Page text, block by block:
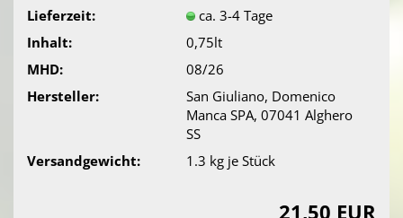
Lieferzeit:
ca. 3-4 Tage
Inhalt:
0,75lt
MHD:
08/26
Hersteller:
San Giuliano, Domenico
Manca SPA, 07041 Alghero
SS
Versandgewicht:
1.3 kg je Stück
21,50 EUR